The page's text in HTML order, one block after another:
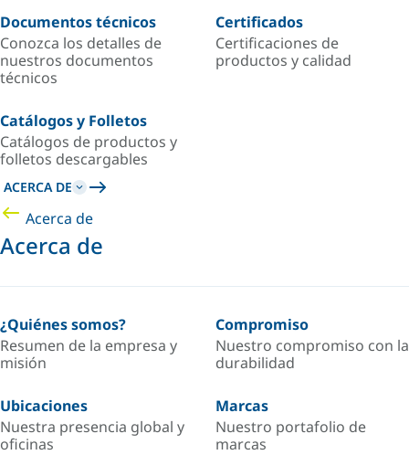
Documentos técnicos
Conozca los detalles de
nuestros documentos
técnicos
Certificados
Certificaciones de
productos y calidad
Catálogos y Folletos
Catálogos de productos y
folletos descargables
ACERCA DE
Acerca de
Acerca de
¿Quiénes somos?
Resumen de la empresa y
misión
Compromiso
Nuestro compromiso con la
durabilidad
Ubicaciones
Nuestra presencia global y
oficinas
Marcas
Nuestro portafolio de
marcas